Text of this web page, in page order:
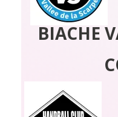
BIACHE